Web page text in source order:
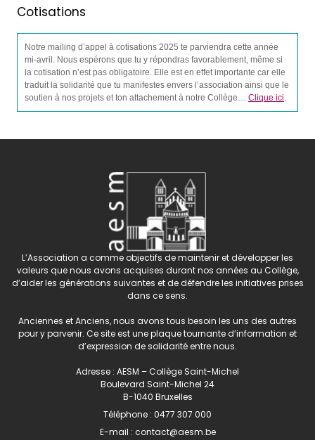
Cotisations
Notre mailing d’appel à cotisations 2025 te parviendra cette année
mi-avril. Nous espérons que tu y répondras favorablement, même si
la cotisation n’est pas obligatoire. Elle est en effet importante car elle
traduit la solidarité que tu manifestes envers l’association ainsi que le
soutien à nos projets et ton attachement à notre Collège… Clique ici.
L’Association a comme objectifs de maintenir et développer les
valeurs que nous avons acquises durant nos années au Collège,
d’aider les générations suivantes et de défendre les initiatives prises
dans ce sens.
Anciennes et Anciens, nous avons tous besoin les uns des autres
pour y parvenir. Ce site est une plaque tournante d’information et
d’expression de solidarité entre nous.
Adresse : AESM – Collège Saint-Michel
Boulevard Saint-Michel 24
B-1040 Bruxelles
Téléphone : 0477 307 000
E-mail : contact@aesm.be